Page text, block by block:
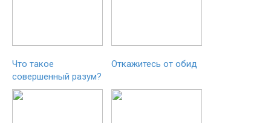
Что такое
совершенный разум?
Откажитесь от обид